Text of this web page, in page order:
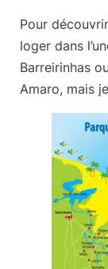
Pour
loger dans
Barreirinhas ou
Amaro, mais